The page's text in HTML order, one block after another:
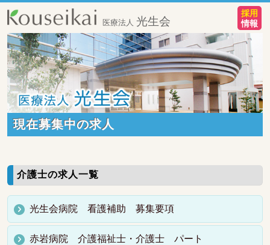
医療法人 光生会
採用
情報
現在募集中の求人
介護士の求人一覧
光生会病院 看護補助 募集要項
赤岩病院 介護福祉士・介護士 パート